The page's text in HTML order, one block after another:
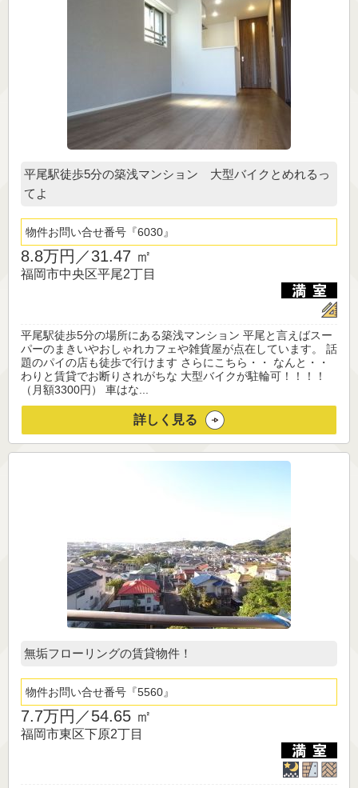
平尾駅徒歩5分の築浅マンション 大型バイクとめれるっ
てよ
物件お問い合せ番号 6030
8.8万円／31.47 ㎡
福岡市中央区平尾2丁目
平尾駅徒歩5分の場所にある築浅マンション 平尾と言えばスー
パーのまきいやおしゃれカフェや雑貨屋が点在しています。 話
題のパイの店も徒歩で行けます さらにこちら・・ なんと・・
わりと賃貸でお断りされがちな 大型バイクが駐輪可！！！！
（月額3300円） 車はな...
詳しく見る
無垢フローリングの賃貸物件！
物件お問い合せ番号 5560
7.7万円／54.65 ㎡
福岡市東区下原2丁目